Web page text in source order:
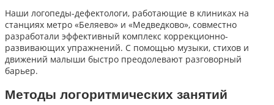
Наши логопеды-дефектологи, работающие в клиниках на
станциях метро «Беляево» и «Медведково», совместно
разработали эффективный комплекс коррекционно-
развивающих упражнений. С помощью музыки, стихов и
движений малыши быстро преодолевают разговорный
барьер.
Методы логоритмических занятий